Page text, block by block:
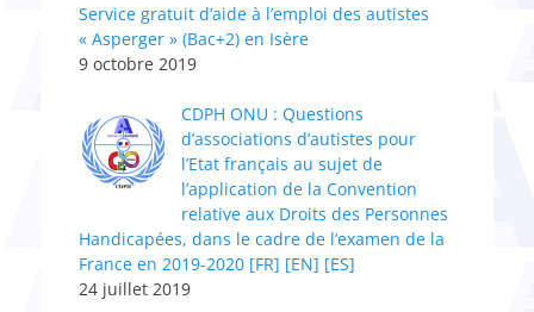
Service gratuit d’aide à l’emploi des autistes
« Asperger » (Bac+2) en Isère
9 octobre 2019
CDPH ONU : Questions
d’associations d’autistes pour
l’Etat français au sujet de
l’application de la Convention
relative aux Droits des Personnes
Handicapées, dans le cadre de l’examen de la
France en 2019-2020 [FR] [EN] [ES]
24 juillet 2019